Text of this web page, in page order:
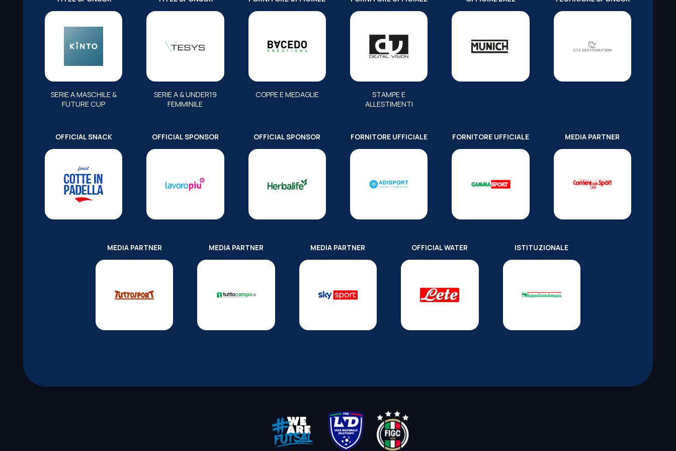
SERIE A MASCHILE &
FUTURE CUP
SERIE A & UNDER19
FEMMINILE
COPPE E MEDAGLIE
STAMPE E
ALLESTIMENTI
OFFICIAL SNACK OFFICIAL SPONSOR OFFICIAL SPONSOR FORNITORE UFFICIALE FORNITORE UFFICIALE MEDIA PARTNER
MEDIA PARTNER MEDIA PARTNER MEDIA PARTNER OFFICIAL WATER ISTITUZIONALE